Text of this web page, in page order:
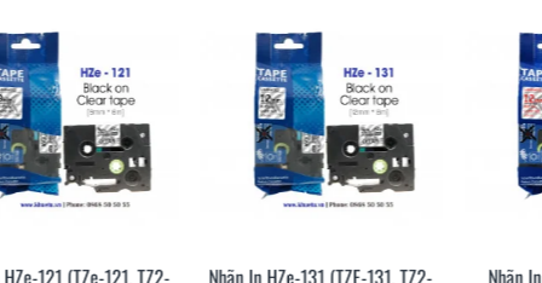
Pro – Máy in
cho dân thi
dấu một lần, tra
công trình
07/2026
Cách chọn ống co nhiệt HZSE
cho máy in nhãn đúng chuẩn
20/01/2026
Đọc thêm
và
Đọc
Xem Nhanh
121 (TZe-121, TZ2-
Xem Nhanh
Nhãn In HZe-131 (TZE-131, TZ2-
Nhãn